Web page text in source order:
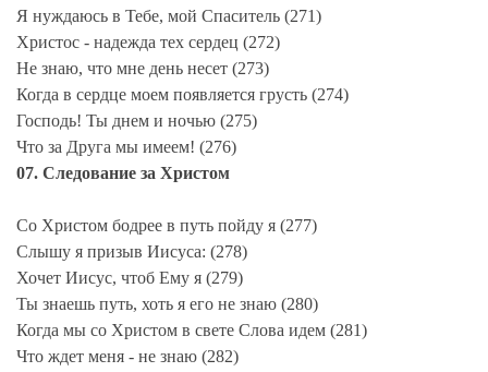
Я нуждаюсь в Тебе, мой Спаситель (271)
Христос - надежда тех сердец (272)
Не знаю, что мне день несет (273)
Когда в сердце моем появляется грусть (274)
Господь! Ты днем и ночью (275)
Что за Друга мы имеем! (276)
07. Следование за Христом
Со Христом бодрее в путь пойду я (277)
Слышу я призыв Иисуса: (278)
Хочет Иисус, чтоб Ему я (279)
Ты знаешь путь, хоть я его не знаю (280)
Когда мы со Христом в свете Слова идем (281)
Что ждет меня - не знаю (282)